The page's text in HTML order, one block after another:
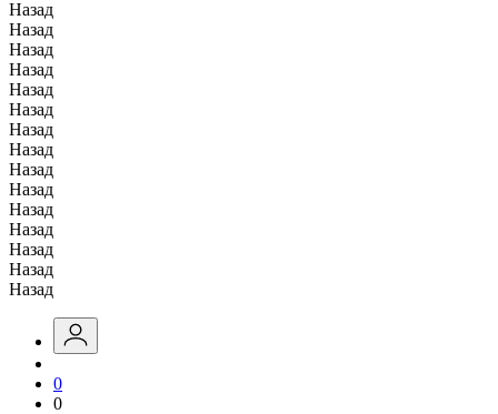
Назад
Назад
Назад
Назад
Назад
Назад
Назад
Назад
Назад
Назад
Назад
Назад
Назад
Назад
Назад
0
0